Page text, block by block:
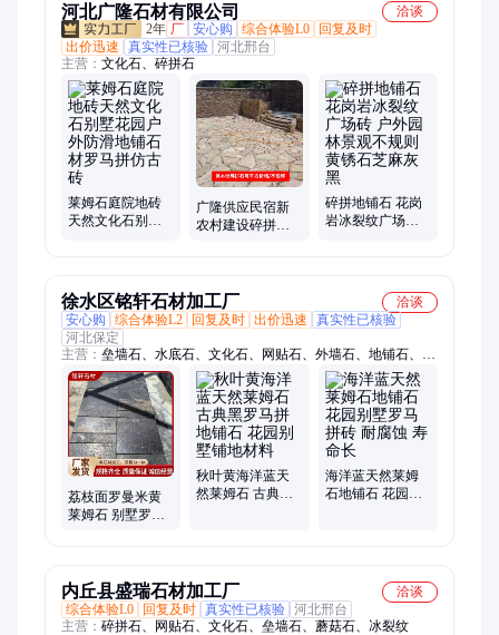
河北广隆石材有限公司
洽谈
2年 厂 安心购 综合体验L0
回复及时
出价迅速
真实性已核验 河北邢台
主营： 文化石、碎拼石
莱姆石庭院地砖
天然文化石别墅
广隆供应民宿新
农村建设碎拼石
碎拼地铺石 花岗
岩冰裂纹广场砖
徐水区铭轩石材加工厂
洽谈
安心购
综合体验L2 回复及时 出价迅速
真实性已核验
河北保定
主营： 垒墙石、水底石、文化石、网贴石、外墙石、地铺石、条
边石、黑山石、汀步石、雨花石、景观石、面包石、莱姆石、护
坡石、路沿石、铺地石、碎拼石、散石片、鹅卵石、造景石、乱
拼石、人造石、台阶石、干挂板、花岗岩
荔枝面罗曼米黄
莱姆石 别墅罗马
秋叶黄海洋蓝天
然莱姆石 古典黑
海洋蓝天然莱姆
石地铺石 花园别
内丘县盛瑞石材加工厂
洽谈
综合体验L0
回复及时 真实性已核验 河北邢台
主营： 碎拼石、网贴石、文化石、垒墙石、蘑菇石、冰裂纹